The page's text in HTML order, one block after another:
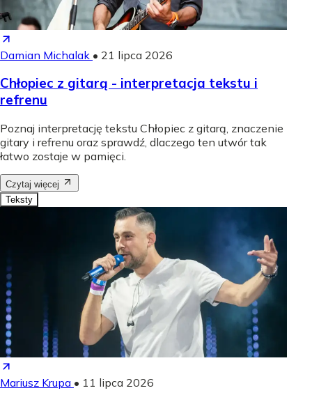
Damian Michalak • 21 lipca 2026
Chłopiec z gitarą - interpretacja tekstu i
refrenu
Poznaj interpretację tekstu Chłopiec z gitarą, znaczenie
gitary i refrenu oraz sprawdź, dlaczego ten utwór tak
łatwo zostaje w pamięci.
Czytaj więcej
Teksty
Mariusz Krupa • 11 lipca 2026